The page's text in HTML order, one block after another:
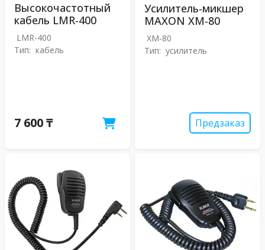
Высокочастотный
кабель LMR-400
LMR-400
Тип: кабель
7 600 ₸
Усилитель-микшер
MAXON XM-80
XM-80
Тип: усилитель
Предзаказ